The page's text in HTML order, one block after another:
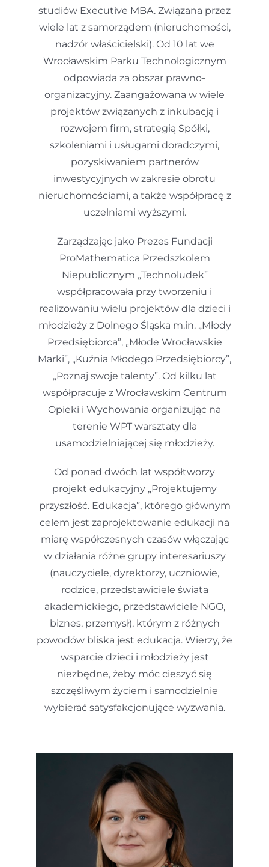
studiów Executive MBA. Związana przez
wiele lat z samorządem (nieruchomości,
nadzór właścicielski). Od 10 lat we
Wrocławskim Parku Technologicznym
odpowiada za obszar prawno-
organizacyjny. Zaangażowana w wiele
projektów związanych z inkubacją i
rozwojem firm, strategią Spółki,
szkoleniami i usługami doradczymi,
pozyskiwaniem partnerów
inwestycyjnych w zakresie obrotu
nieruchomościami, a także współpracę z
uczelniami wyższymi.
Zarządzając jako Prezes Fundacji
ProMathematica Przedszkolem
Niepublicznym „Technoludek”
współpracowała przy tworzeniu i
realizowaniu wielu projektów dla dzieci i
młodzieży z Dolnego Śląska m.in. „Młody
Przedsiębiorca”, „Młode Wrocławskie
Marki”, „Kuźnia Młodego Przedsiębiorcy”,
„Poznaj swoje talenty”. Od kilku lat
współpracuje z Wrocławskim Centrum
Opieki i Wychowania organizując na
terenie WPT warsztaty dla
usamodzielniającej się młodzieży.
Od ponad dwóch lat współtworzy
projekt edukacyjny „Projektujemy
przyszłość. Edukacja”, którego głównym
celem jest zaprojektowanie edukacji na
miarę współczesnych czasów włączając
w działania różne grupy interesariuszy
(nauczyciele, dyrektorzy, uczniowie,
rodzice, przedstawiciele świata
akademickiego, przedstawiciele NGO,
biznes, przemysł), którym z różnych
powodów bliska jest edukacja. Wierzy, że
wsparcie dzieci i młodzieży jest
niezbędne, żeby móc cieszyć się
szczęśliwym życiem i samodzielnie
wybierać satysfakcjonujące wyzwania.